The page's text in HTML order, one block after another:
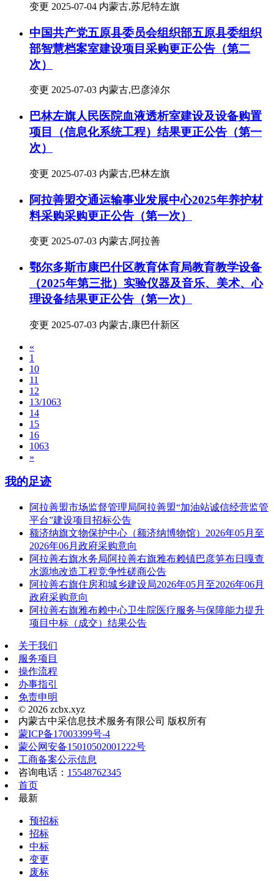
变更 2025-07-04 内蒙古,苏尼特左旗
中国共产党五原县委员会组织部五原县委组织
部智慧档案室建设项目采购更正公告（第二
次）
变更 2025-07-03 内蒙古,巴彦淖尔
巴林左旗人民医院血液透析室建设及设备购置
项目（信息化系统工程）结果更正公告（第一
次）
变更 2025-07-03 内蒙古,巴林左旗
阿拉善盟交通运输事业发展中心2025年养护材
料采购采购更正公告（第一次）
变更 2025-07-03 内蒙古,阿拉善
鄂尔多斯市康巴什区教育体育局教育教学设备
（2025年第三批）实验仪器及音乐、美术、心
理设备结果更正公告（第一次）
变更 2025-07-03 内蒙古,康巴什新区
«
1
10
11
12
13/1063
14
15
16
1063
»
我的足迹
阿拉善盟市场监督管理局阿拉善盟“加油站诚信经营监管
平台”建设项目招标公告
额济纳旗文物保护中心（额济纳博物馆）2026年05月至
2026年06月政府采购意向
阿拉善右旗水务局阿拉善右旗雅布赖镇巴彦笋布日嘎查
水源地改造工程竞争性磋商公告
阿拉善右旗住房和城乡建设局2026年05月至2026年06月
政府采购意向
阿拉善右旗雅布赖中心卫生院医疗服务与保障能力提升
项目中标（成交）结果公告
关于我们
服务项目
操作流程
办事指引
免责申明
© 2026 zcbx.xyz
内蒙古中采信息技术服务有限公司 版权所有
蒙ICP备17003399号-4
蒙公网安备15010502001222号
工商备案公示信息
咨询电话： 15548762345
首页
最新
预招标
招标
中标
变更
废标